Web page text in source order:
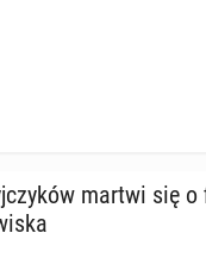
martwi się